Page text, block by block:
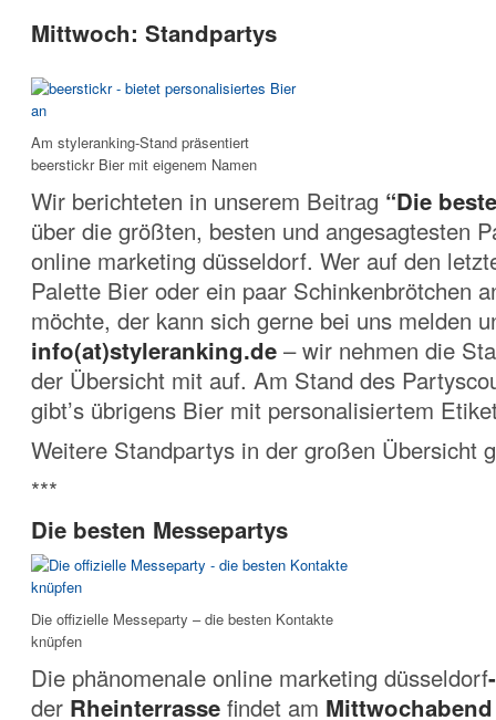
Mittwoch: Standpartys
Am styleranking-Stand präsentiert
beerstickr Bier mit eigenem Namen
Wir berichteten in unserem Beitrag “Die
über die größten, besten und angesagtesten
online marketing düsseldorf. Wer auf den
Palette Bier oder ein paar Schinkenbrötchen
möchte, der kann sich gerne bei uns melden
info(at)styleranking.de – wir nehmen die
der Übersicht mit auf. Am Stand des
gibt’s übrigens Bier mit personalisiertem
Weitere Standpartys in der großen Übersicht
***
Die besten Messepartys
Die offizielle Messeparty – die besten Kontakte
knüpfen
Die phänomenale online marketing düsseldorf
der Rheinterrasse findet am Mittwochabend